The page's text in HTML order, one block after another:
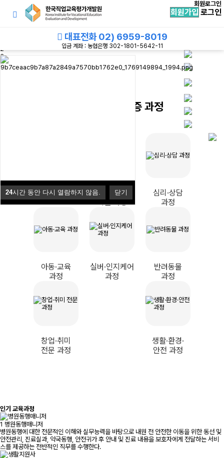
24시간 동안 다시 열람하지 않음. 닫기
회원로그인
회원가입 로그인
대표전화02) 6959-8019
입금 계좌 : 농협은행 302-1801-5642-11
2
3
4
PrevNext
관심 분야별 자격증 과정
추천 과정
병원·의료
지원 과정
심리·상담
과정
아동·교육
과정
실버·인지케어
과정
반려동물
과정
창업·취미
전문 과정
생활·환경·
안전 과정
인기 교육과정
1 병원동행매니저
병원동행에 대한 전문적인 이해와 실무능력을 바탕으로 내원 전 안전한 이동을 위한 동선 및
안전관리, 진료실과, 약국동행, 안전귀가 후 안내 및 진료 내용을 보호자에게 전달하는 서비
스를 제공하는 전반적인 직무를 수행한다.